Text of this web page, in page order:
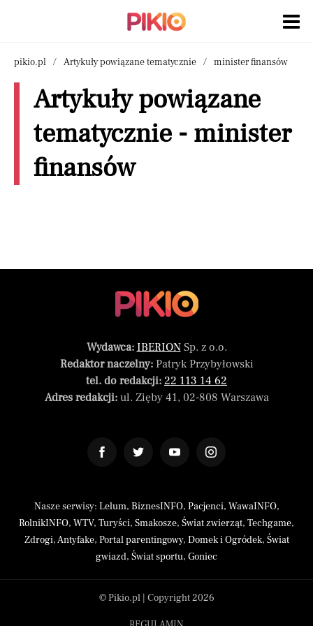
pikio.pl Artykuły powiązane tematycznie minister finansów
Artykuły powiązane
tematycznie - minister
finansów
Wydawca: IBERIONSp. z o.o.
Redaktor naczelny:Patryk Przybyłowski
tel. do redakcji: 22 113 14 62
Adres redakcji:ul. Zięby 41, 02-808 Warszawa
Nasze serwisy: Lelum, BiznesINFO, Pacjenci, WawaINFO,
RolnikINFO, WTV, Turyści, Smakosze, Świat zwierząt, Techgame,
Zdrogi,Antyfake, Portal parentingowy, Domek i Ogródek, Świat
gwiazd, Świat sportu, Goniec
© Pikio.pl | Copyright 2026